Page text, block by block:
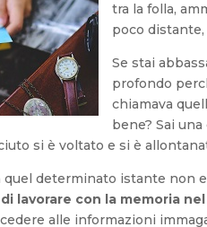
tra la folla,
poco
Se stai
profondo
chiamava
bene? Sai
si è voltato e si è
determinato istante non
lavorare con la memoria
alle informazioni